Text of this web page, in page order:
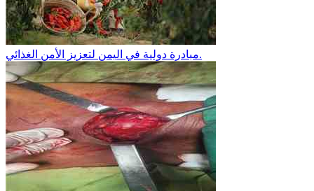
مبادرة دولية في اليمن لتعزيز الأمن الغذائي.